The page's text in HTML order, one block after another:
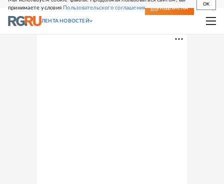
принимаете условия Пользовательского соглашения
OK
СВЕЖИЙ НОМЕР ПОДПИСКА
ЛЕНТА НОВОСТЕЙ